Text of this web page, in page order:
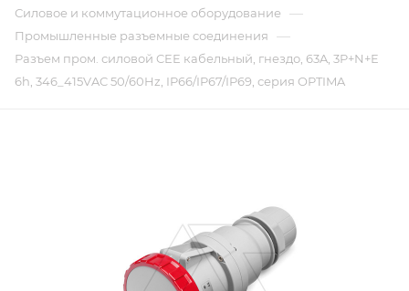
Силовое и коммутационное оборудование —
Промышленные разъемные соединения —
Разъем пром. силовой CEE кабельный, гнездо, 63A, 3P+N+E
6h, 346_415VAC 50/60Hz, IP66/IP67/IP69, серия OPTIMA